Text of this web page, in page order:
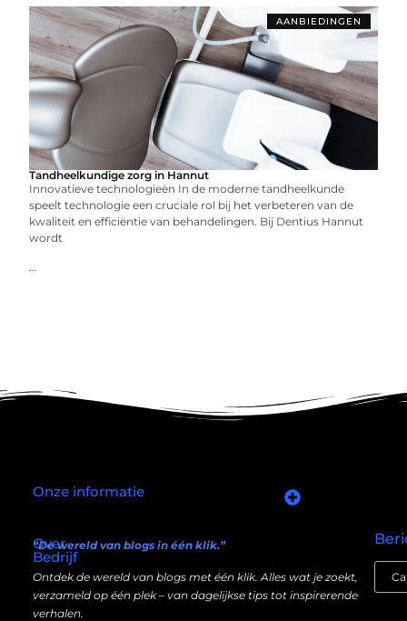
AANBIEDINGEN
Tandheelkundige zorg in Hannut
Innovatieve technologieën In de moderne tandheelkunde
speelt technologie een cruciale rol bij het verbeteren van de
kwaliteit en efficiëntie van behandelingen. Bij Dentius Hannut
wordt
...
Over
Bedrijf
“De wereld van blogs in één klik.”
Ontdek de wereld van blogs met één klik. Alles wat je zoekt,
verzameld op één plek – van dagelijkse tips tot inspirerende
verhalen.
Onze informatie